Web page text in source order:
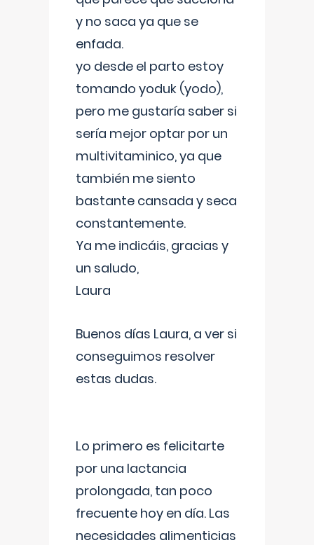
y no saca ya que se
enfada.
yo desde el parto estoy
tomando yoduk (yodo),
pero me gustaría saber si
sería mejor optar por un
multivitaminico, ya que
también me siento
bastante cansada y seca
constantemente.
Ya me indicáis, gracias y
un saludo,
Laura
Buenos días Laura, a ver si
conseguimos resolver
estas dudas.
Lo primero es felicitarte
por una lactancia
prolongada, tan poco
frecuente hoy en día. Las
necesidades alimenticias